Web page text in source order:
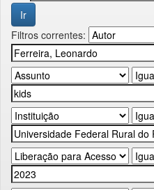
Filtros correntes: